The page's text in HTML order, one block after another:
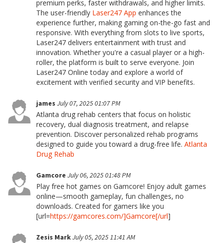
premium perks, faster withdrawals, and higher limits.
The user-friendly Laser247 App enhances the
experience further, making gaming on-the-go fast and
responsive. With everything from slots to live sports,
Laser247 delivers entertainment with trust and
innovation. Whether you're a casual player or a high-
roller, the platform is built to serve everyone. Join
Laser247 Online today and explore a world of
excitement with verified security and VIP benefits.
james July 07, 2025 01:07 PM
Atlanta drug rehab centers that focus on holistic
recovery, dual diagnosis treatment, and relapse
prevention. Discover personalized rehab programs
designed to guide you toward a drug-free life. Atlanta
Drug Rehab
Gamcore July 06, 2025 01:48 PM
Play free hot games on Gamcore! Enjoy adult games
online—smooth gameplay, fun challenges, no
downloads. Created for gamers like you
[url=https://gamcores.com/]Gamcore[/url]
Zesis MarkJuly 05, 2025 11:41 AM